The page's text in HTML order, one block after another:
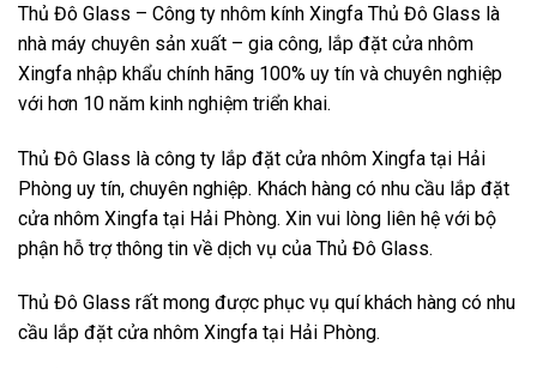
Thủ Đô Glass – Công ty nhôm kính Xingfa Thủ Đô Glass là
nhà máy chuyên sản xuất – gia công, lắp đặt cửa nhôm
Xingfa nhập khẩu chính hãng 100% uy tín và chuyên nghiệp
với hơn 10 năm kinh nghiệm triển khai.
Thủ Đô Glass là công ty lắp đặt cửa nhôm Xingfa tại Hải
Phòng uy tín, chuyên nghiệp. Khách hàng có nhu cầu lắp đặt
cửa nhôm Xingfa tại Hải Phòng. Xin vui lòng liên hệ với bộ
phận hỗ trợ thông tin về dịch vụ của Thủ Đô Glass.
Thủ Đô Glass rất mong được phục vụ quí khách hàng có nhu
cầu lắp đặt cửa nhôm Xingfa tại Hải Phòng.